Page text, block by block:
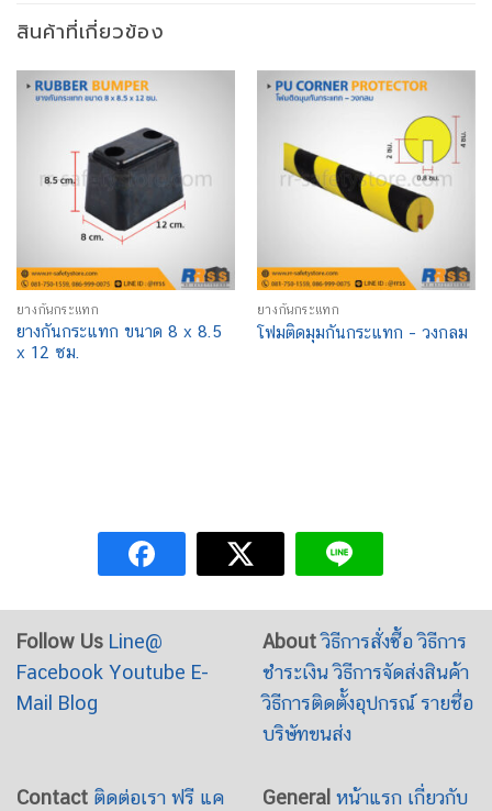
สินค้าที่เกี่ยวข้อง
ยางกันกระแทก
ยางกันกระแทก ขนาด 8 x 8.5
x 12 ซม.
ยางกันกระแทก
โฟมติดมุมกันกระแทก – วงกลม
Follow Us Line@
Facebook Youtube E-
Mail Blog
About วิธีการสั่งซื้อ วิธีการ
ชำระเงิน วิธีการจัดส่งสินค้า
วิธีการติดตั้งอุปกรณ์ รายชื่อ
บริษัทขนส่ง
Contact ติดต่อเรา ฟรี แค
General หน้าแรก เกี่ยวกับ